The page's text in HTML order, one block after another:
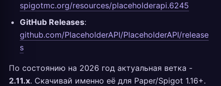
spigotmc.org/resources/placeholderapi.6245
GitHub Releases:
github.com/PlaceholderAPI/PlaceholderAPI/release
s
По состоянию на 2026 год актуальная ветка -
2.11.x. Скачивай именно её для Paper/Spigot 1.16+.